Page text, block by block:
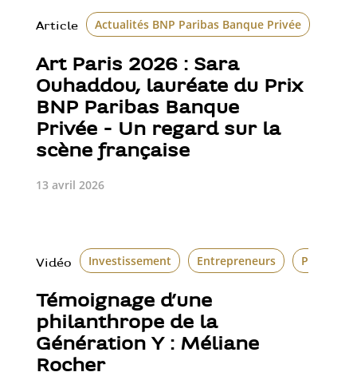
Article Actualités BNP Paribas Banque Privée
Art Paris 2026 : Sara
Ouhaddou, lauréate du Prix
BNP Paribas Banque
Privée - Un regard sur la
scène française
13 avril 2026
Vidéo Investissement Entrepreneurs
Témoignage d’une
philanthrope de la
Génération Y : Méliane
Rocher